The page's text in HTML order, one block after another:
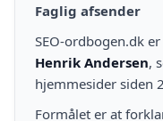
Faglig afsender
SEO-ordbogen.dk
Henrik Andersen,
hjemmesider siden
Formålet er at